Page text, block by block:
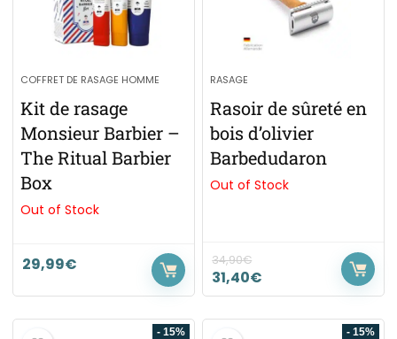
COFFRET DE RASAGE HOMME
Kit de rasage
Monsieur Barbier –
The Ritual Barbier
Box
Out of Stock
29,99€
RASAGE
Rasoir de sûreté en
bois d’olivier
Barbedudaron
Out of Stock
34,90€
31,40€
- 15% - 15%